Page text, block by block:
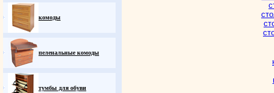
комоды
пеленальные комоды
тумбы для обуви